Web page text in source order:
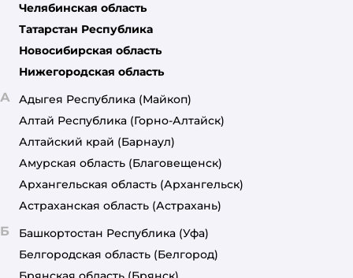
Челябинская область
Татарстан Республика
Новосибирская область
Нижегородская область
А Адыгея Республика (Майкоп)
Алтай Республика (Горно-Алтайск)
Алтайский край (Барнаул)
Амурская область (Благовещенск)
Архангельская область (Архангельск)
Астраханская область (Астрахань)
Б Башкортостан Республика (Уфа)
Белгородская область (Белгород)